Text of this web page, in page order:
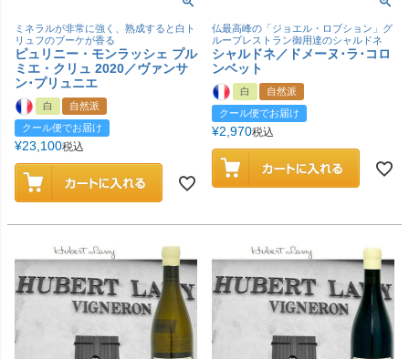
ミネラルが非常に強く、熟成すると白ト
リュフのブーケが香る
ピュリニー・モンラッシェ プル
ミエ・クリュ 2020／ヴァンサ
ン･プリュニエ
白
自然派
クール便でお届け
¥23,100税込
仏最高峰の「ジョエル・ロブション」グ
ループレストラン御用達のシャルドネ
シャルドネ／ドメーヌ･ラ･コロ
ンベット
白
自然派
クール便でお届け
¥2,970税込